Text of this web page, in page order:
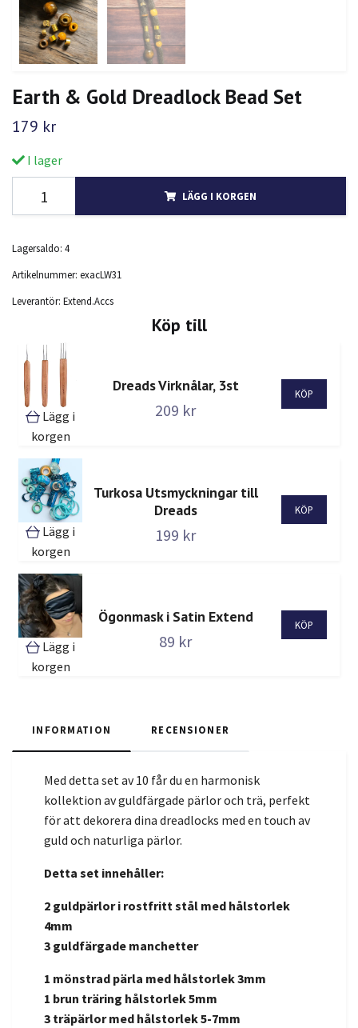
Earth & Gold Dreadlock Bead Set
179 kr
I lager
LÄGG I KORGEN
Lagersaldo: 4
Artikelnummer: exacLW31
Leverantör: Extend.Accs
Köp till
Lägg i
korgen
Dreads Virknålar, 3st
209 kr
Lägg i
korgen
Turkosa Utsmyckningar till
Dreads
199 kr
Lägg i
korgen
Ögonmask i Satin Extend
89 kr
INFORMATION RECENSIONER
Med detta set av 10 får du en harmonisk
kollektion av guldfärgade pärlor och trä, perfekt
för att dekorera dina dreadlocks med en touch av
guld och naturliga pärlor.
Detta set innehåller:
2 guldpärlor i rostfritt stål med hålstorlek
4mm
3 guldfärgade manchetter
1 mönstrad pärla med hålstorlek 3mm
1 brun träring hålstorlek 5mm
3 träpärlor med hålstorlek 5-7mm